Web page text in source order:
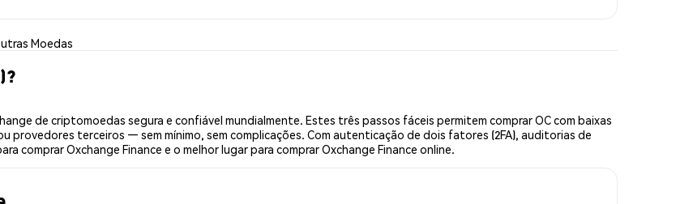
Moedas
de criptomoedas segura e confiável mundialmente. Estes três passos fáceis permitem comprar OC com baixas
terceiros — sem mínimo, sem complicações. Com autenticação de dois fatores (2FA), auditorias de
comprar Oxchange Finance e o melhor lugar para comprar Oxchange Finance online.